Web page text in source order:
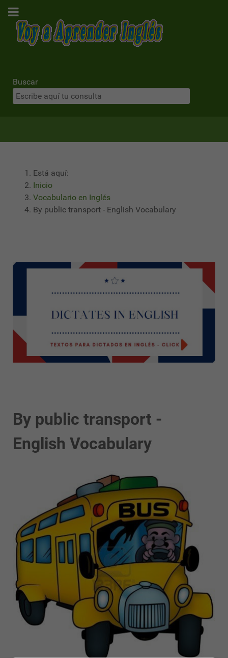
Buscar
Está aquí:
Inicio
Vocabulario en Inglés
By public transport - English Vocabulary
By public transport -
English Vocabulary